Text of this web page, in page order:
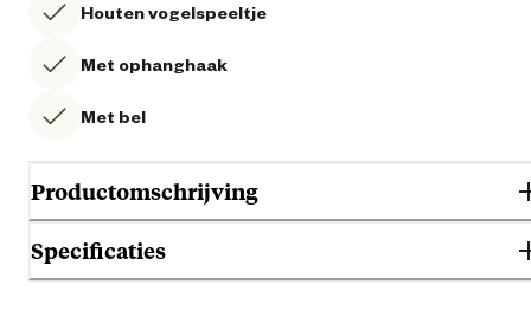
Houten vogelspeeltje
Met ophanghaak
Met bel
Productomschrijving
Specificaties